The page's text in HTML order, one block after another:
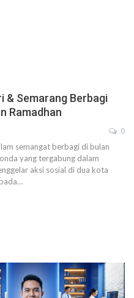
& Semarang Berbagi
Ramadhan
0
semangat berbagi di bulan
yang tergabung dalam
aksi sosial di dua kota